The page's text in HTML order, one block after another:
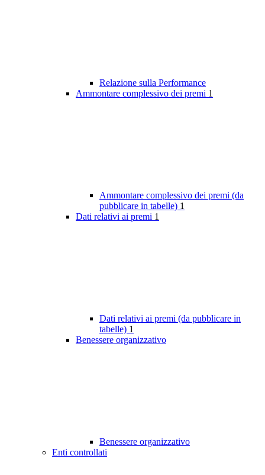
Relazione sulla Performance
Ammontare complessivo dei premi 1
Ammontare complessivo dei premi (da
pubblicare in tabelle) 1
Dati relativi ai premi 1
Dati relativi ai premi (da pubblicare in
tabelle) 1
Benessere organizzativo
Benessere organizzativo
Enti controllati